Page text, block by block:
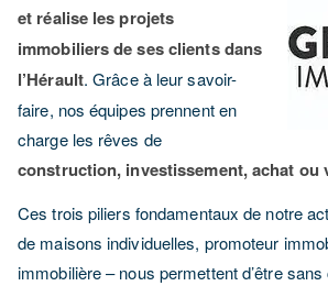
et réalise les projets
immobiliers de ses clients dans
l’Hérault. Grâce à leur savoir-
faire, nos équipes prennent en
charge les rêves de
construction, investissement, achat ou
Ces trois piliers fondamentaux de notre
de maisons individuelles, promoteur
immobilière – nous permettent d’être